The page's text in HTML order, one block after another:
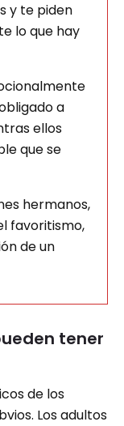
y te piden
lo que hay
a
ellos
que se
hermanos,
favoritismo,
de un
tener
de los
Los adultos